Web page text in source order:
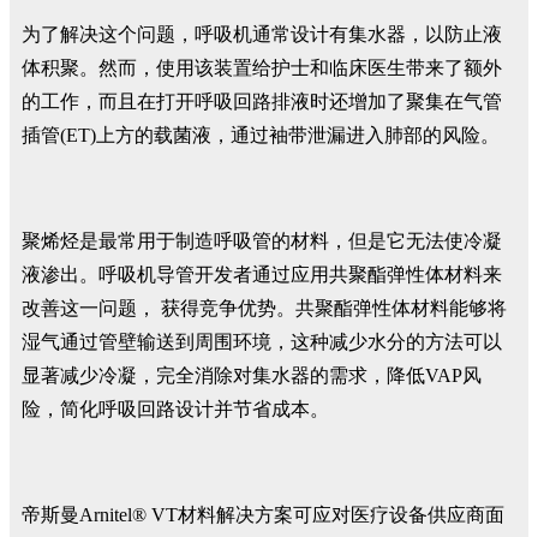
为了解决这个问题，呼吸机通常设计有集水器，以防止液
体积聚。然而，使用该装置给护士和临床医生带来了额外
的工作，而且在打开呼吸回路排液时还增加了聚集在气管
插管(ET)上方的载菌液，通过袖带泄漏进入肺部的风险。
聚烯烃是最常用于制造呼吸管的材料，但是它无法使冷凝
液渗出。呼吸机导管开发者通过应用共聚酯弹性体材料来
改善这一问题， 获得竞争优势。共聚酯弹性体材料能够将
湿气通过管壁输送到周围环境，这种减少水分的方法可以
显著减少冷凝，完全消除对集水器的需求，降低VAP风
险，简化呼吸回路设计并节省成本。
帝斯曼Arnitel® VT材料解决方案可应对医疗设备供应商面